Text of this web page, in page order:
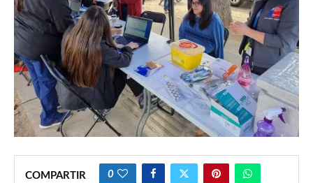
COMPARTIR 0